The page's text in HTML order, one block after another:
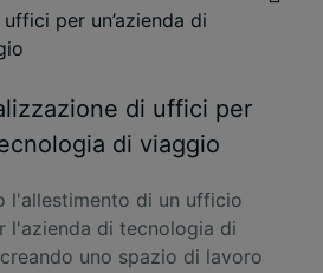
di uffici per
di viaggio
l'allestimento di un ufficio
l'azienda di tecnologia di
uno spazio di lavoro